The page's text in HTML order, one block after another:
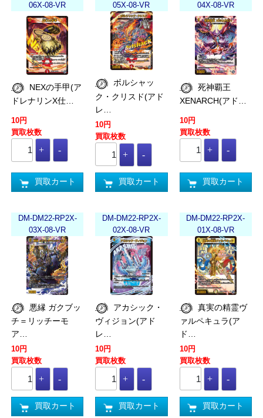
06X-08-VR
ドレナリンX仕…
10円
買取枚数
買取カート
05X-08-VR
ボルシャッ
ク・クリスド(アド
レ…
10円
買取枚数
買取カート
04X-08-VR
XENARCH(アド…
10円
買取枚数
買取カート
DM-DM22-RP2X-
03X-08-VR
チ＝リッチーモ
ア…
10円
買取枚数
買取カート
DM-DM22-RP2X-
02X-08-VR
ヴィジョン(アド
レ…
10円
買取枚数
買取カート
DM-DM22-RP2X-
01X-08-VR
ァルペキュラ(ア
ド…
10円
買取枚数
買取カート